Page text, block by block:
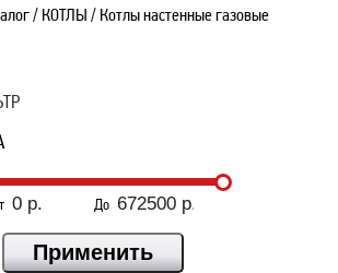
/ КОТЛЫ / Котлы настенные газовые
До